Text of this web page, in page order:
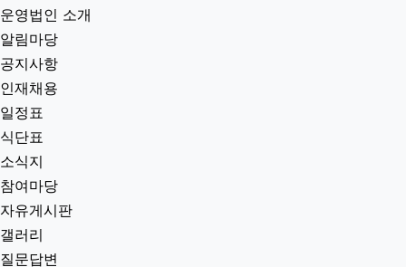
운영법인 소개
알림마당
공지사항
인재채용
일정표
식단표
소식지
참여마당
자유게시판
갤러리
질문답변